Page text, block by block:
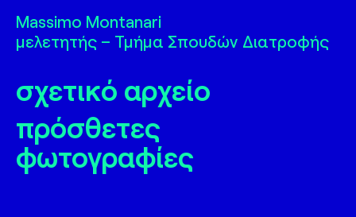
Massimo Montanari
μελετητής – Τμήμα Σπουδών Διατροφής
σχετικό αρχείο
πρόσθετες
φωτογραφίες